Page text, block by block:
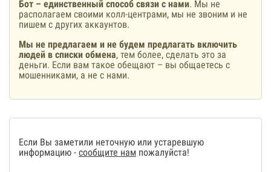
Бот – единственный способ связи с нами. Мы не
располагаем своими колл-центрами, мы не звоним и не
пишем с других аккаунтов.
Мы не предлагаем и не будем предлагать включить
людей в списки обмена, тем более, сделать это за
деньги. Если вам такое обещают – вы общаетесь с
мошенниками, а не с нами.
Если Вы заметили неточную или устаревшую
информацию - сообщите нам пожалуйста!